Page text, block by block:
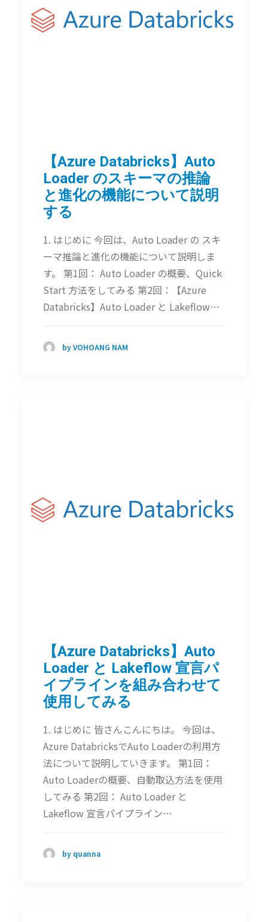
【Azure Databricks】Auto
Loader のスキーマの推論
と進化の機能について説明
する
1. はじめに 今回は、Auto Loader の スキ
ーマ推論と進化の機能について説明しま
す。 第1回： Auto Loader の概要、Quick
Start 方法をしてみる 第2回：【Azure
Databricks】Auto Loader と Lakeflow…
by VOHOANG NAM
【Azure Databricks】Auto
Loader と Lakeflow 宣言パ
イプラインを組み合わせて
使用​​してみる
1. はじめに 皆さんこんにちは。 今回は、
Azure DatabricksでAuto Loaderの利用方
法について説明していきます。 第1回：
Auto Loaderの概要、自動取込方法を使用
してみる 第2回： Auto Loader と
Lakeflow 宣言パイプライン…
by quanna